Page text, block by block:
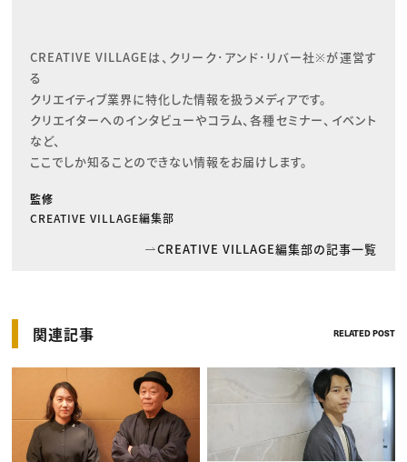
CREATIVE VILLAGEは、クリーク･アンド･リバー社※が運営す
る
クリエイティブ業界に特化した情報を扱うメディアです。
クリエイターへのインタビューやコラム、各種セミナー、イベント
など、
ここでしか知ることのできない情報をお届けします。
監修
CREATIVE VILLAGE編集部
CREATIVE VILLAGE編集部の記事一覧
関連記事 RELATED POST